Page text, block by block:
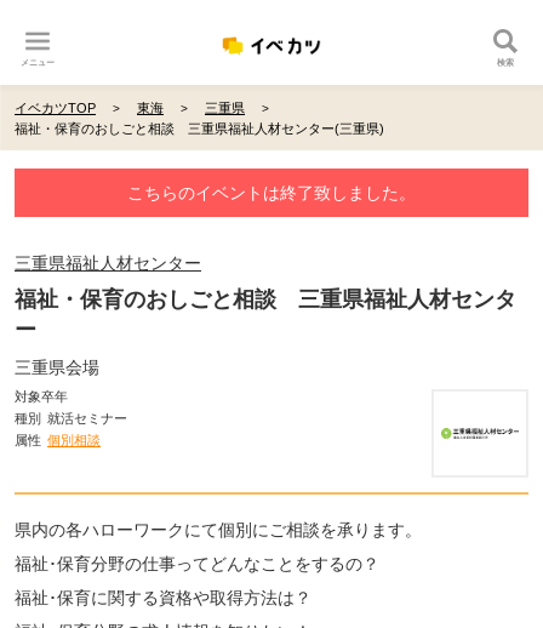
メニュー 検索
イベカツTOP 東海
三重県
福祉・保育のおしごと相談 三重県福祉人材センター(三重県)
こちらのイベントは終了致しました。
三重県福祉人材センター
福祉・保育のおしごと相談 三重県福祉人材センタ
ー
三重県会場
対象卒年
種別 就活セミナー
属性 個別相談
県内の各ハローワークにて個別にご相談を承ります。
福祉･保育分野の仕事ってどんなことをするの？
福祉･保育に関する資格や取得方法は？